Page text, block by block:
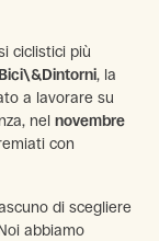
ciclistici più
Bici\&Dintorni, la
a lavorare su
nel novembre
con
di scegliere
abbiamo